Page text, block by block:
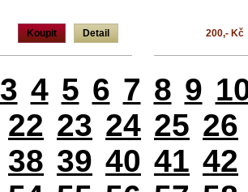
Koupit Detail 200,- Kč
3 4 5 6 7 8 9
22 23 24 25 26
38 39 40 41 42